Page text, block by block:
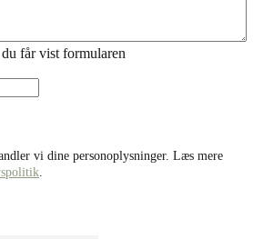
får vist formularen
vi dine personoplysninger. Læs mere
.